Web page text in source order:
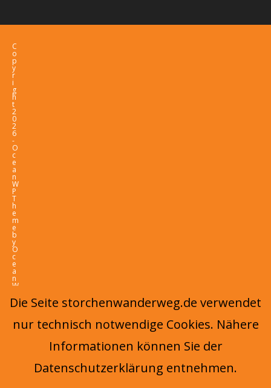
C
o
p
y
r
i
g
h
t
2
0
2
6
-
O
c
e
a
n
W
P
T
h
e
m
e
b
y
O
c
e
a
n
W
Die Seite storchenwanderweg.de verwendet
nur technisch notwendige Cookies. Nähere
Informationen können Sie der
Datenschutzerklärung entnehmen.